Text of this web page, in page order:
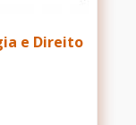
e Direito